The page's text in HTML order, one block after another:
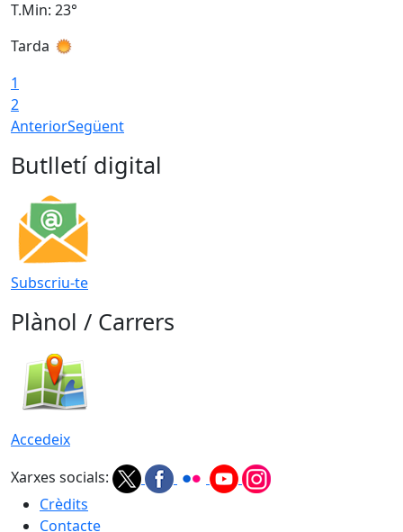
T.Min: 23°
Tarda
1
2
AnteriorSegüent
Butlletí digital
Subscriu-te
Plànol / Carrers
Accedeix
Xarxes socials:
Crèdits
Contacte